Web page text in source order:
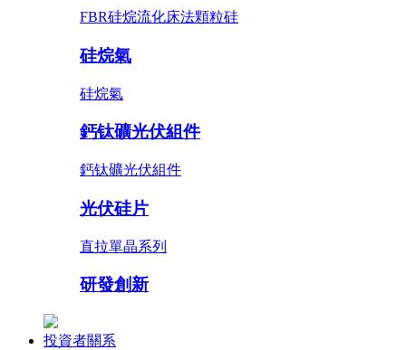
FBR硅烷流化床法顆粒硅
硅烷氣
硅烷氣
鈣钛礦光伏組件
鈣钛礦光伏組件
光伏硅片
直拉單晶系列
研發創新
投資者關系